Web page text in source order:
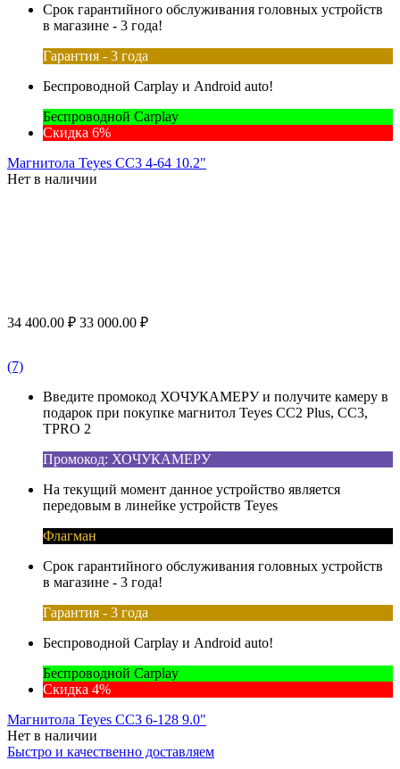
Срок гарантийного обслуживания головных устройств
в магазине - 3 года!
Гарантия - 3 года
Беспроводной Carplay и Android auto!
Беспроводной Carplay
Скидка 6%
Магнитола Teyes CC3 4-64 10.2"
Нет в наличии
34 400.00 ₽ 33 000.00 ₽
(7)
Введите промокод ХОЧУКАМЕРУ и получите камеру в
подарок при покупке магнитол Teyes CC2 Plus, CC3,
TPRO 2
Промокод: ХОЧУКАМЕРУ
На текущий момент данное устройство является
передовым в линейке устройств Teyes
Флагман
Срок гарантийного обслуживания головных устройств
в магазине - 3 года!
Гарантия - 3 года
Беспроводной Carplay и Android auto!
Беспроводной Carplay
Скидка 4%
Магнитола Teyes CC3 6-128 9.0"
Нет в наличии
Быстро и качественно доставляем